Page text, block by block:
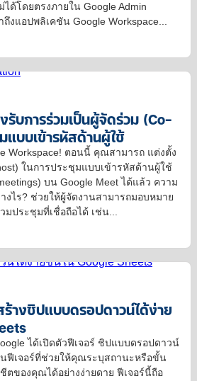
ด้โดยตรงภายใน Google Admin
ถึงแอปพลิเคชัน Google Workspace...
บการร่วมเป็นผู้จัดร่วม (Co-
แบบเข้ารหัสด้านผู้ใช้
Workspace! ตอนนี้ คุณสามารถ แต่งตั้ง
ในการประชุมแบบเข้ารหัสด้านผู้ใช้
บน Google Meet ได้แล้ว ความ
งไร? ช่วยให้ผู้จัดงานสามารถมอบหมาย
มประชุมที่เชื่อถือได้ เช่น...
างชิปแบบดรอปดาวน์ได้ง่าย
ได้เปิดตัวฟีเจอร์ ชิปแบบดรอปดาวน์
นฟีเจอร์ที่ช่วยให้คุณระบุสถานะหรือขั้น
ตของคุณได้อย่างง่ายดาย ฟีเจอร์นี้ถือ